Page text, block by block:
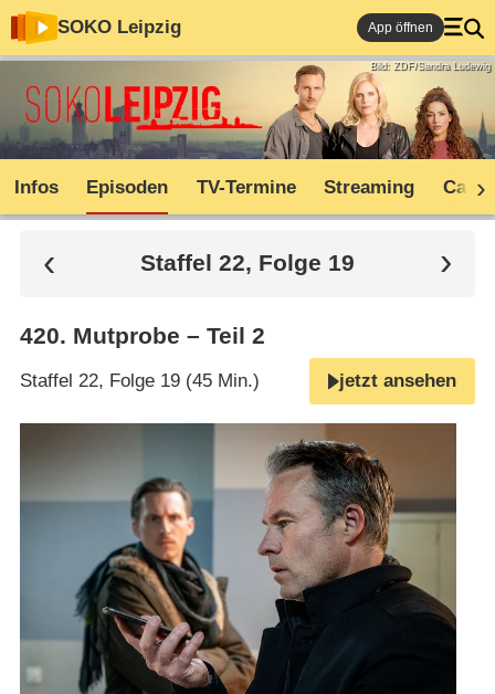
SOKO Leipzig App öffnen
Bild: ZDF/Sandra Ludewig
Infos Episoden TV-Termine Streaming Cast
Staffel 22, Folge 19
420. Mutprobe – Teil 2
Staffel 22, Folge 19 (45 Min.) jetzt ansehen